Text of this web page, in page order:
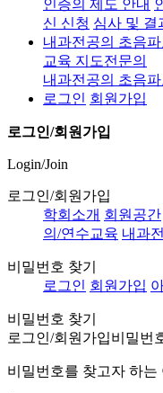
인증의 제도 안내
신 신청 심사 및 결
내과전공의 초음
교육 지도전문의
내과전공의 초음
로그인 회원가입
로그인/회원가입
Login/Join
로그인/회원가입
학회소개 회원공간
의/연수교육 내과
비밀번호 찾기
로그인 회원가입
비밀번호 찾기
로그인/회원가입비밀번
비밀번호를 찾고자 하